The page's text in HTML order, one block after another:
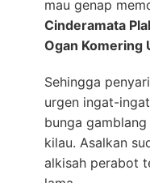
mau genap
Cinderamata
Ogan Komering
Sehingga
urgen ingat-
bunga
kilau. Asalkan
alkisah perabot